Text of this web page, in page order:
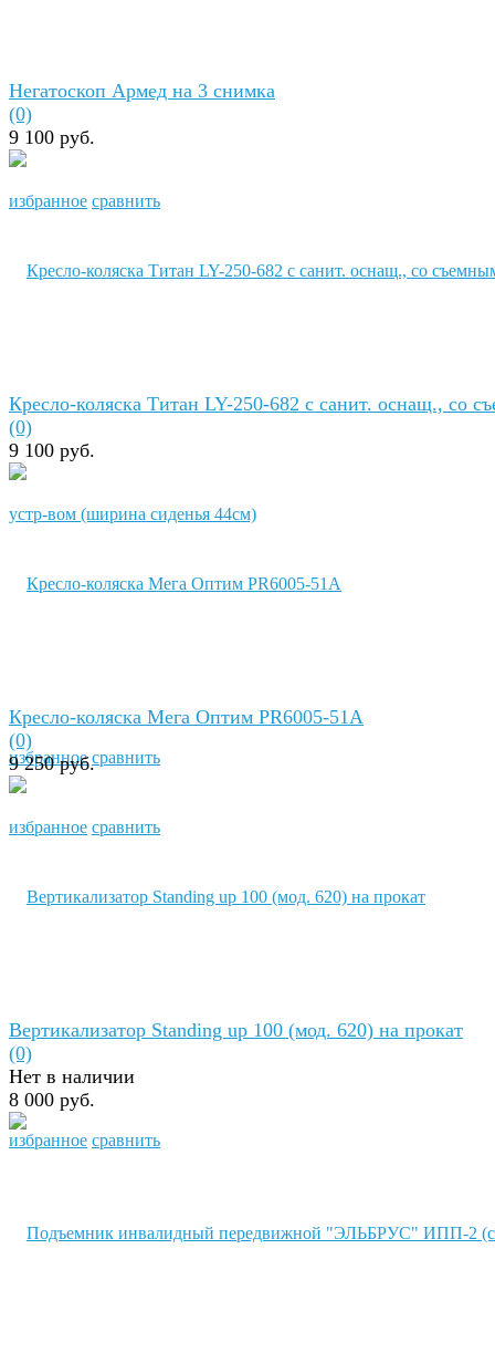
избранное сравнить
Негатоскоп Армед на 3 снимка
(0)
9 100 руб.
избранное сравнить
Кресло-коляска Титан LY-250-682 с санит. оснащ., со
(0)
9 100 руб.
избранное сравнить
Кресло-коляска Мега Оптим PR6005-51А
(0)
9 250 руб.
избранное сравнить
Вертикализатор Standing up 100 (мод. 620) на прокат
(0)
Нет в наличии
8 000 руб.